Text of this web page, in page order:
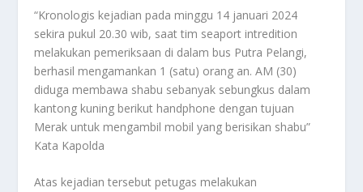
“Kronologis kejadian pada minggu 14 januari 2024
sekira pukul 20.30 wib, saat tim seaport intredition
melakukan pemeriksaan di dalam bus Putra Pelangi,
berhasil mengamankan 1 (satu) orang an. AM (30)
diduga membawa shabu sebanyak sebungkus dalam
kantong kuning berikut handphone dengan tujuan
Merak untuk mengambil mobil yang berisikan shabu”
Kata Kapolda
Atas kejadian tersebut petugas melakukan